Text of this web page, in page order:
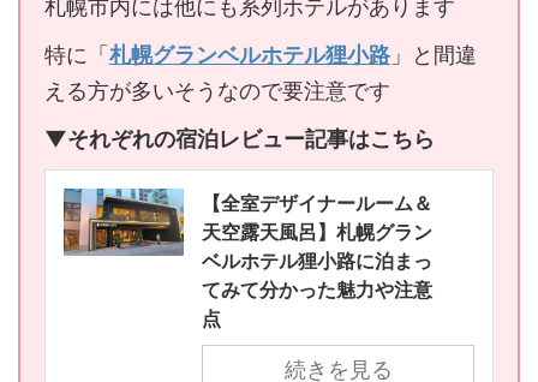
札幌市内には他にも系列ホテルがあります
特に「 札幌グランベルホテル狸小路 」と間違
える方が多いそうなので要注意です
▼それぞれの宿泊レビュー記事はこちら
【全室デザイナールーム＆
天空露天風呂】札幌グラン
ベルホテル狸小路に泊まっ
てみて分かった魅力や注意
点
続きを見る